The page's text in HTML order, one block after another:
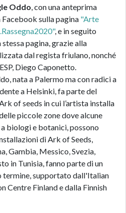
Oddo, con una anteprima
sulla pagina "Arte
, e in seguito
pagina, grazie alla
dal regista friulano, nonché
Diego Caponetto.
nata a Palermo ma con radici a
a Helsinki, fa parte del
of seeds in cui l’artista installa
piccole zone dove alcune
biologi e botanici, possono
di Ark of Seeds,
Gambia, Messico, Svezia,
in Tunisia, fanno parte di un
termine, supportato dall'Italian
Centre Finland e dalla Finnish